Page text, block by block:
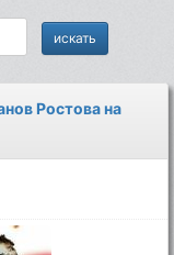
Ростова на